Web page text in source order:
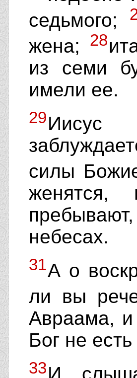
седьмого;
жена; 28
из семи
имели ее.
29Иисус
силы
небесах.
31А о
ли вы
Авраама,
Бог не
33